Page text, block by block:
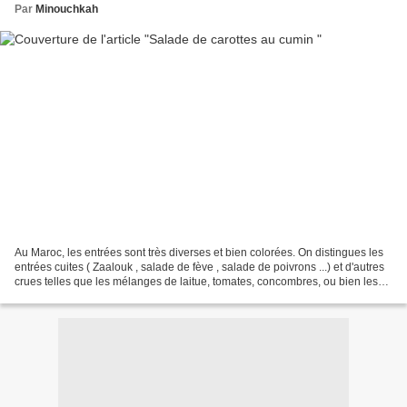
Par Minouchkah
Au Maroc, les entrées sont très diverses et bien colorées. On distingues les
entrées cuites ( Zaalouk , salade de fève , salade de poivrons ...) et d'autres
crues telles que les mélanges de laitue, tomates, concombres, ou bien les